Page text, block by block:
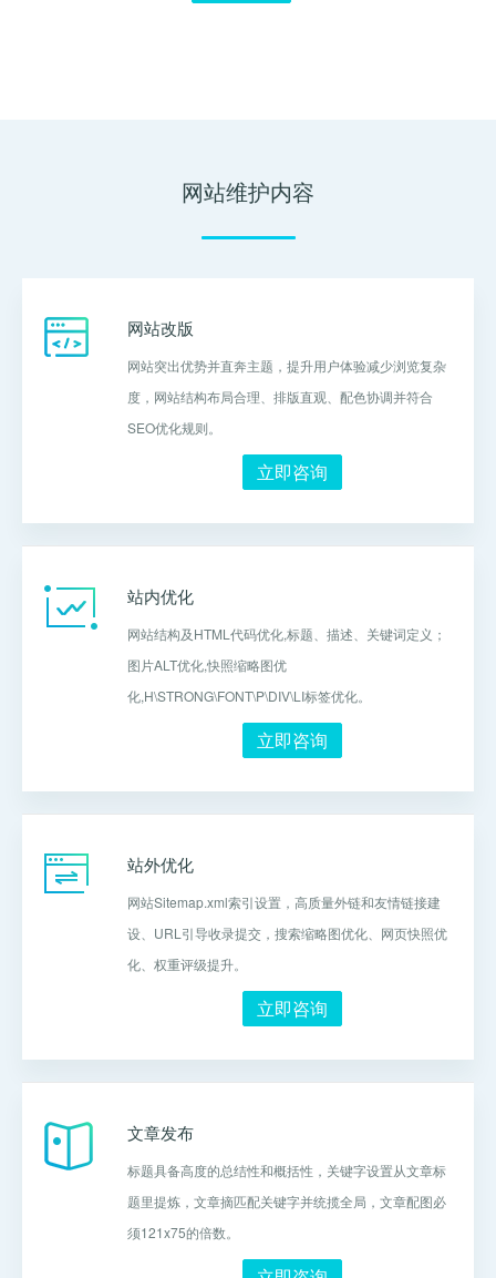
网站维护内容
网站改版
网站突出优势并直奔主题，提升用户体验减少浏览复杂
度，网站结构布局合理、排版直观、配色协调并符合
SEO优化规则。
立即咨询
站内优化
网站结构及HTML代码优化,标题、描述、关键词定义；
图片ALT优化,快照缩略图优
化,H\STRONG\FONT\P\DIV\LI标签优化。
立即咨询
站外优化
网站Sitemap.xml索引设置，高质量外链和友情链接建
设、URL引导收录提交，搜索缩略图优化、网页快照优
化、权重评级提升。
立即咨询
文章发布
标题具备高度的总结性和概括性，关键字设置从文章标
题里提炼，文章摘匹配关键字并统揽全局，文章配图必
须121x75的倍数。